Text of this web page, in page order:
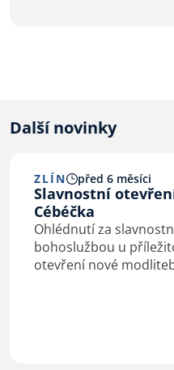
Další novinky
ZLÍN před 6 měsíci
Slavnostní
Cébéčka
Ohlédnutí za
bohoslužbou u
otevření nové